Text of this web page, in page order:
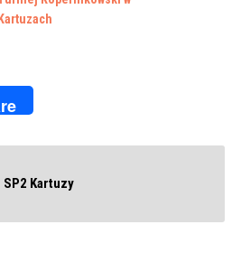
Kartuzach
SP2 Kartuzy